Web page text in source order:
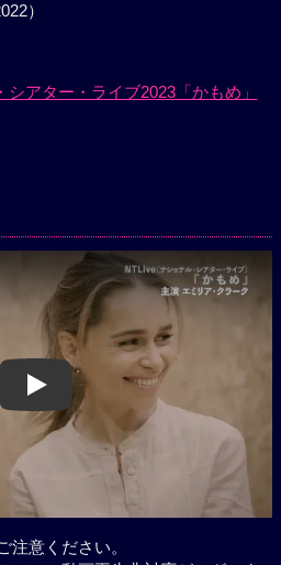
）
シアター・ライブ2023「かもめ」
Play
意ください。